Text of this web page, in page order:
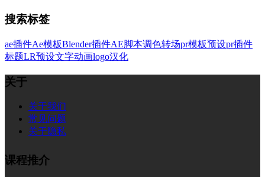
搜索标签
ae插件Ae模板Blender插件AE脚本调色转场pr模板预设pr插件
标题LR预设文字动画logo汉化
关于
关于我们
常见问题
关于隐私
课程推介